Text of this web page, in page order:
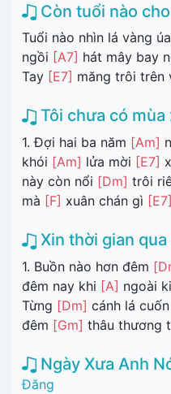
Còn tuổi nào
Tuổi nào nhìn lá vàng
ngồi [A7] hát mây bay
Tay [E7] măng trôi trên
Tôi chưa có mùa
1. Đợi hai ba năm [Am]
khói [Am] lửa mời [E7]
này còn nổi [Dm] trôi
mà [F] xuân chán gì [E7]
Xin thời gian qua
1. Buồn nào hơn đêm
đêm nay khi [A] ngoài
Từng [Dm] cánh lá
đêm [Gm] thâu thương
Ngày Xưa Anh
Đăng